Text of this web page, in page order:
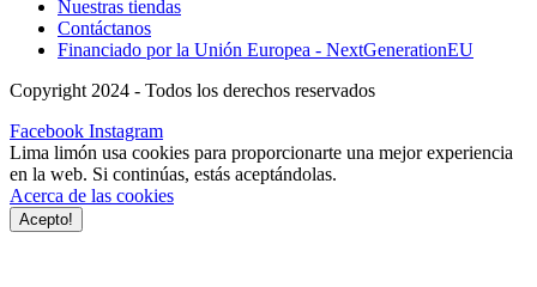
Nuestras tiendas
Contáctanos
Financiado por la Unión Europea - NextGenerationEU
Copyright 2024 - Todos los derechos reservados
Facebook Instagram
Lima limón usa cookies para proporcionarte una mejor experiencia
en la web. Si continúas, estás aceptándolas.
Acerca de las cookies
Acepto!